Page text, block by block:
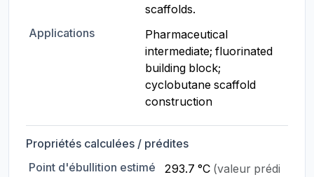
scaffolds.
Applications
Pharmaceutical
intermediate; fluorinated
building block;
cyclobutane scaffold
construction
Propriétés calculées / prédites
Point d'ébullition estimé
293.7 °C (valeur prédi